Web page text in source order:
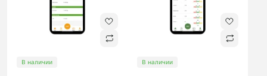
В наличии В наличии